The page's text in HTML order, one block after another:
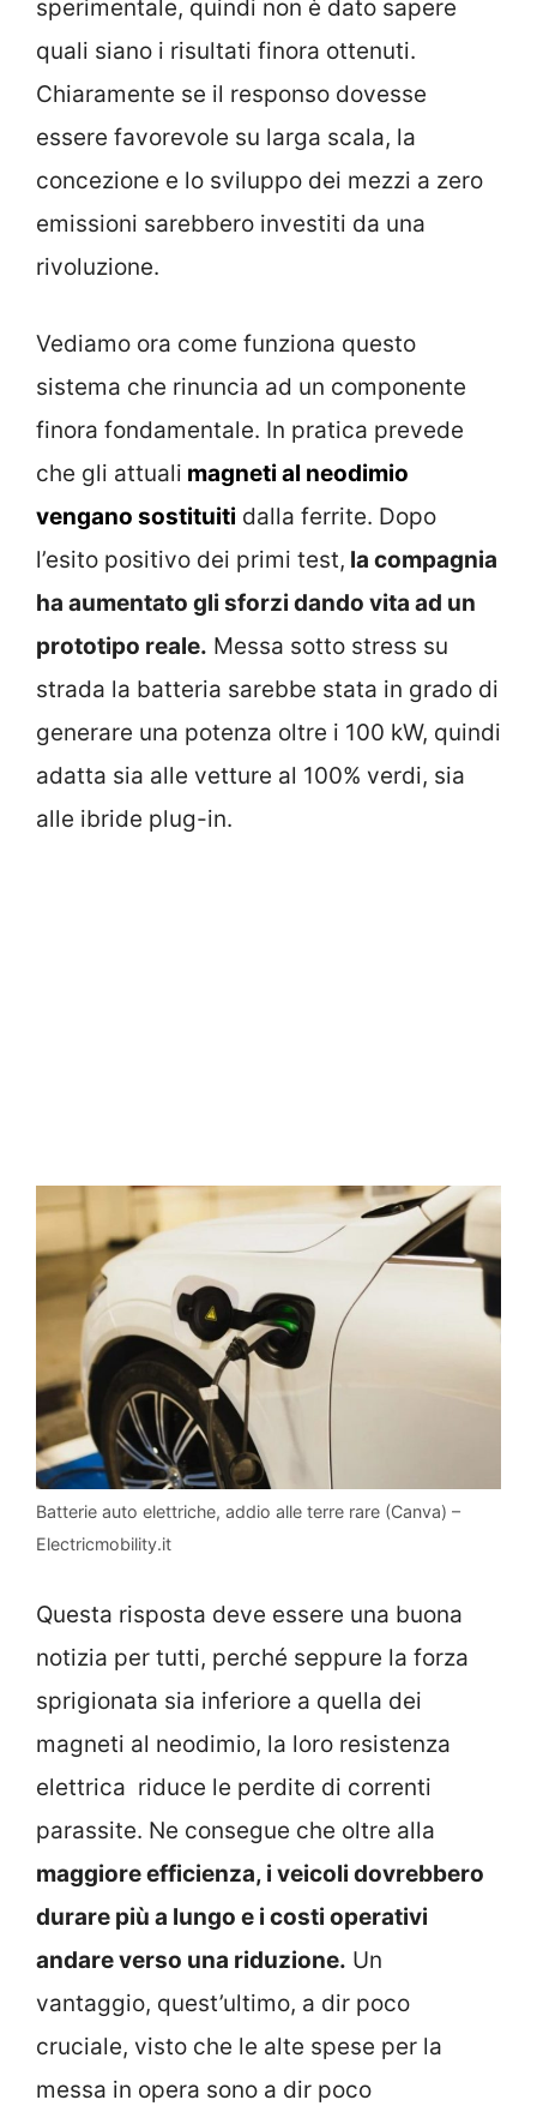
sperimentale, quindi non è dato sapere
quali siano i risultati finora ottenuti.
Chiaramente se il responso dovesse
essere favorevole su larga scala, la
concezione e lo sviluppo dei mezzi a zero
emissioni sarebbero investiti da una
rivoluzione.
Vediamo ora come funziona questo
sistema che rinuncia ad un componente
finora fondamentale. In pratica prevede
che gli attuali magneti al neodimio
vengano sostituiti dalla ferrite. Dopo
l’esito positivo dei primi test, la compagnia
ha aumentato gli sforzi dando vita ad un
prototipo reale. Messa sotto stress su
strada la batteria sarebbe stata in grado di
generare una potenza oltre i 100 kW, quindi
adatta sia alle vetture al 100% verdi, sia
alle ibride plug-in.
Batterie auto elettriche, addio alle terre rare (Canva) –
Electricmobility.it
Questa risposta deve essere una buona
notizia per tutti, perché seppure la forza
sprigionata sia inferiore a quella dei
magneti al neodimio, la loro resistenza
elettrica riduce le perdite di correnti
parassite. Ne consegue che oltre alla
maggiore efficienza, i veicoli dovrebbero
durare più a lungo e i costi operativi
andare verso una riduzione. Un
vantaggio, quest’ultimo, a dir poco
cruciale, visto che le alte spese per la
messa in opera sono a dir poco